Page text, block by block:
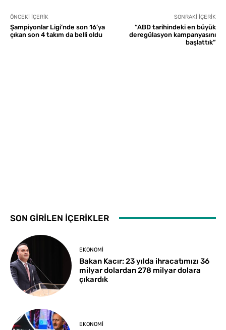
ÖNCEKI İÇERIK
Şampiyonlar Ligi’nde son 16’ya
çıkan son 4 takım da belli oldu
SONRAKI İÇERIK
“ABD tarihindeki en büyük
deregülasyon kampanyasını
başlattık”
SON GİRİLEN İÇERİKLER
EKONOMI
Bakan Kacır: 23 yılda ihracatımızı 36
milyar dolardan 278 milyar dolara
çıkardık
EKONOMI